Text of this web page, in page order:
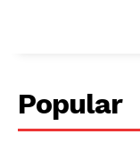
Popular